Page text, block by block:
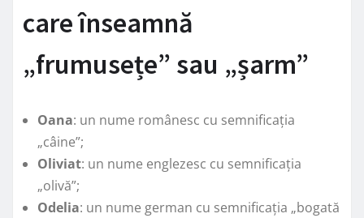
care înseamnă
„frumusețe” sau „șarm”
Oana: un nume românesc cu semnificația
„câine”;
Oliviat: un nume englezesc cu semnificația
„olivă”;
Odelia: un nume german cu semnificația „bogată